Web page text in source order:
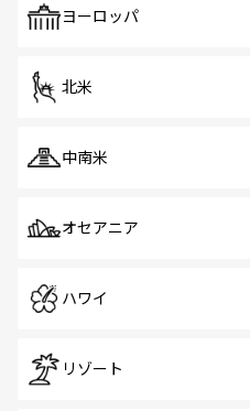
で、ホーカーズは地元
ヨーロッパ
北米
中南米
オセアニア
ハワイ
リゾート